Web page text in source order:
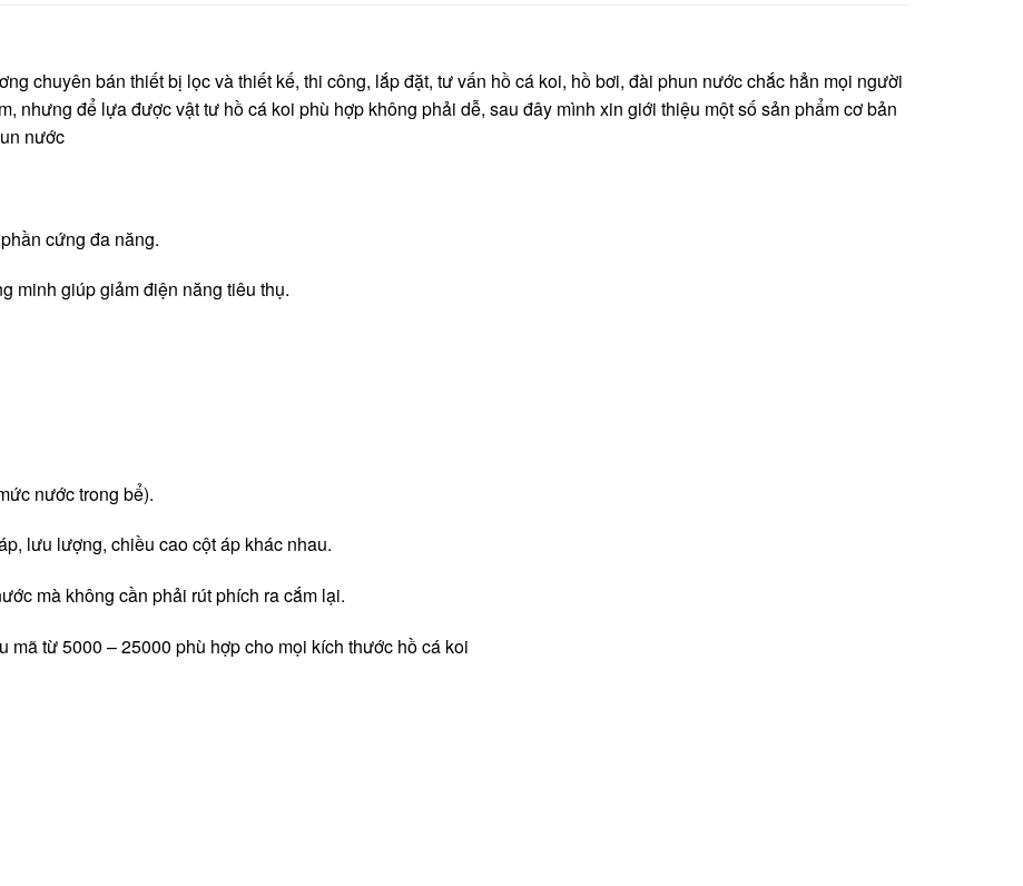
chuyên bán thiết bị lọc và thiết kế, thi công, lắp đặt, tư vấn hồ cá koi, hồ bơi, đài phun nước chắc hẳn mọi người
nhưng để lựa được vật tư hồ cá koi phù hợp không phải dễ, sau đây mình xin giới thiệu một số sản phẩm cơ bản
nước
cứng đa năng.
minh giúp giảm điện năng tiêu thụ.
nước trong bể).
lưu lượng, chiều cao cột áp khác nhau.
mà không cần phải rút phích ra cắm lại.
mã từ 5000 – 25000 phù hợp cho mọi kích thước hồ cá koi